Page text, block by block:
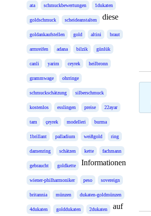
ata schmuckbewertungen 1dukaten
goldschmuck scheideanstalten
goldankaufstellen gold altini braut
armreifen adana bilzik günlük
canli yarim ceyrek heilbronn
grammwage ohrringe
schmuckschätzung silberschmuck
kostenlos esslingen preise 22ayar
tam çeyrek modelleri burma
1brillant palladium weißgold ring
damenring schätzen kette fachmann
gebraucht goldkette
wiener-philharmoniker peso sovereign
britannia münzen dukaten-goldmünzen
4dukaten golddukaten 2dukaten
diese
Informationen
auf